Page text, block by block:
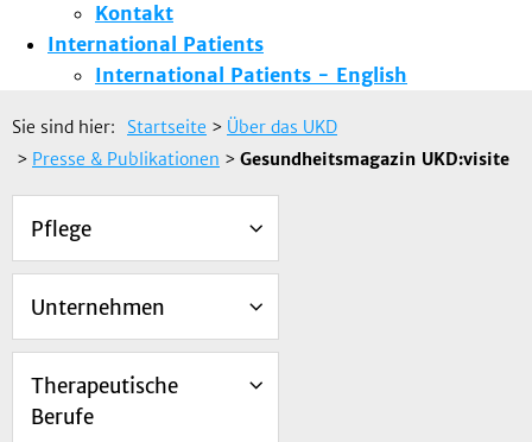
Kontakt
International Patients
International Patients - English
Sie sind hier: Startseite > Über das UKD
> Presse & Publikationen > Gesundheitsmagazin UKD:visite
Pflege
Unternehmen
Therapeutische
Berufe